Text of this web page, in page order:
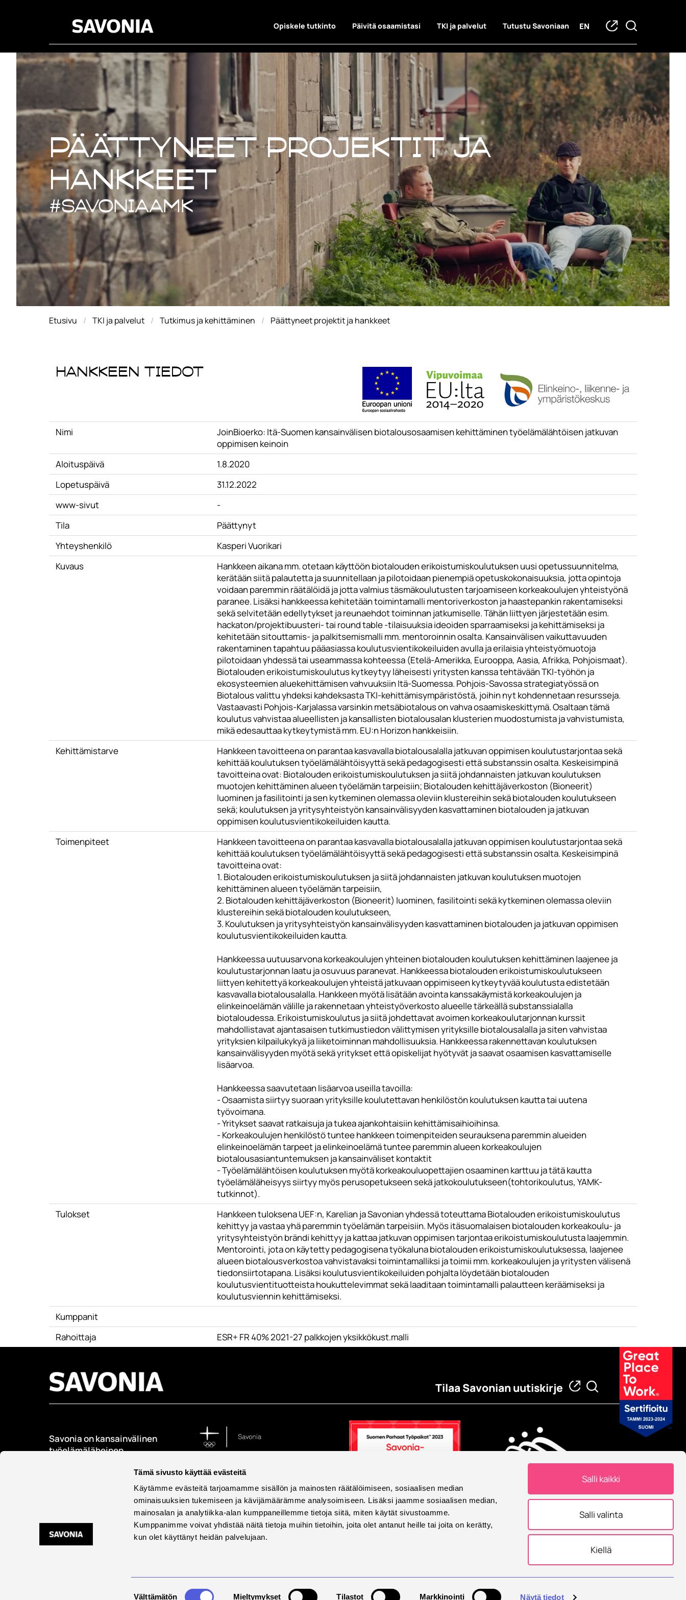
Tämä sivusto käyttää evästeitä
Käytämme evästeitä tarjoamamme sisällön ja mainosten räätälöimiseen, sosiaalisen median
ominaisuuksien tukemiseen ja kävijämäärämme analysoimiseen. Lisäksi jaamme sosiaalisen median,
mainosalan ja analytiikka-alan kumppaneillemme tietoja siitä, miten käytät sivustoamme.
Kumppanimme voivat yhdistää näitä tietoja muihin tietoihin, joita olet antanut heille tai joita on kerätty,
kun olet käyttänyt heidän palvelujaan.
Välttämätön Mieltymykset Tilastot Markkinointi Näytä tiedot
Salli kaikki
Salli valinta
Kiellä
Opiskele tutkinto Päivitä osaamistasi TKI ja palvelut Tutustu Savoniaan EN
Päättyneet projektit ja hankkeet
Päättyneet projektit ja
hankkeet
#savoniaAMK
Etusivu TKI ja palvelut Tutkimus ja kehittäminen Päättyneet projektit ja hankkeet
Hankkeen tiedot
Nimi
JoinBioerko: Itä-Suomen kansainvälisen biotalousosaamisen kehittäminen työelämälähtöisen jatkuvan
oppimisen keinoin
Aloituspäivä
1.8.2020
Lopetuspäivä
31.12.2022
www-sivut
-
Tila
Päättynyt
Yhteyshenkilö
Kasperi Vuorikari
Kuvaus
Hankkeen aikana mm. otetaan käyttöön biotalouden erikoistumiskoulutuksen uusi opetussuunnitelma,
kerätään siitä palautetta ja suunnitellaan ja pilotoidaan pienempiä opetuskokonaisuuksia, jotta opintoja
voidaan paremmin räätälöidä ja jotta valmius täsmäkoulutusten tarjoamiseen korkeakoulujen yhteistyönä
paranee. Lisäksi hankkeessa kehitetään toimintamalli mentoriverkoston ja haastepankin rakentamiseksi
sekä selvitetään edellytykset ja reunaehdot toiminnan jatkumiselle. Tähän liittyen järjestetään esim.
hackaton/projektibuusteri- tai round table -tilaisuuksia ideoiden sparraamiseksi ja kehittämiseksi ja
kehitetään sitouttamis- ja palkitsemismalli mm. mentoroinnin osalta. Kansainvälisen vaikuttavuuden
rakentaminen tapahtuu pääasiassa koulutusvientikokeiluiden avulla ja erilaisia yhteistyömuotoja
pilotoidaan yhdessä tai useammassa kohteessa (Etelä-Amerikka, Eurooppa, Aasia, Afrikka, Pohjoismaat).
Biotalouden erikoistumiskoulutus kytkeytyy läheisesti yritysten kanssa tehtävään TKI-työhön ja
ekosysteemien aluekehittämisen vahvuuksiin Itä-Suomessa. Pohjois-Savossa strategiatyössä on
Biotalous valittu yhdeksi kahdeksasta TKI-kehittämisympäristöstä, joihin nyt kohdennetaan resursseja.
Vastaavasti Pohjois-Karjalassa varsinkin metsäbiotalous on vahva osaamiskeskittymä. Osaltaan tämä
koulutus vahvistaa alueellisten ja kansallisten biotalousalan klusterien muodostumista ja vahvistumista,
mikä edesauttaa kytkeytymistä mm. EU:n Horizon hankkeisiin.
Kehittämistarve
Hankkeen tavoitteena on parantaa kasvavalla biotalousalalla jatkuvan oppimisen koulutustarjontaa sekä
kehittää koulutuksen työelämälähtöisyyttä sekä pedagogisesti että substanssin osalta. Keskeisimpinä
tavoitteina ovat: Biotalouden erikoistumiskoulutuksen ja siitä johdannaisten jatkuvan koulutuksen
muotojen kehittäminen alueen työelämän tarpeisiin; Biotalouden kehittäjäverkoston (Bioneerit)
luominen ja fasilitointi ja sen kytkeminen olemassa oleviin klustereihin sekä biotalouden koulutukseen
sekä; koulutuksen ja yritysyhteistyön kansainvälisyyden kasvattaminen biotalouden ja jatkuvan
oppimisen koulutusvientikokeiluiden kautta.
Toimenpiteet
Hankkeen tavoitteena on parantaa kasvavalla biotalousalalla jatkuvan oppimisen koulutustarjontaa sekä
kehittää koulutuksen työelämälähtöisyyttä sekä pedagogisesti että substanssin osalta. Keskeisimpinä
tavoitteina ovat:
1. Biotalouden erikoistumiskoulutuksen ja siitä johdannaisten jatkuvan koulutuksen muotojen
kehittäminen alueen työelämän tarpeisiin,
2. Biotalouden kehittäjäverkoston (Bioneerit) luominen, fasilitointi sekä kytkeminen olemassa oleviin
klustereihin sekä biotalouden koulutukseen,
3. Koulutuksen ja yritysyhteistyön kansainvälisyyden kasvattaminen biotalouden ja jatkuvan oppimisen
koulutusvientikokeiluiden kautta.
Hankkeessa uutuusarvona korkeakoulujen yhteinen biotalouden koulutuksen kehittäminen laajenee ja
koulutustarjonnan laatu ja osuvuus paranevat. Hankkeessa biotalouden erikoistumiskoulutukseen
liittyen kehitettyä korkeakoulujen yhteistä jatkuvaan oppimiseen kytkeytyvää koulutusta edistetään
kasvavalla biotalousalalla. Hankkeen myötä lisätään avointa kanssakäymistä korkeakoulujen ja
elinkeinoelämän välille ja rakennetaan yhteistyöverkosto alueelle tärkeällä substanssialalla
biotaloudessa. Erikoistumiskoulutus ja siitä johdettavat avoimen korkeakoulutarjonnan kurssit
mahdollistavat ajantasaisen tutkimustiedon välittymisen yrityksille biotalousalalla ja siten vahvistaa
yrityksien kilpailukykyä ja liiketoiminnan mahdollisuuksia. Hankkeessa rakennettavan koulutuksen
kansainvälisyyden myötä sekä yritykset että opiskelijat hyötyvät ja saavat osaamisen kasvattamiselle
lisäarvoa.
Hankkeessa saavutetaan lisäarvoa useilla tavoilla:
- Osaamista siirtyy suoraan yrityksille koulutettavan henkilöstön koulutuksen kautta tai uutena
työvoimana.
- Yritykset saavat ratkaisuja ja tukea ajankohtaisiin kehittämisaihioihinsa.
- Korkeakoulujen henkilöstö tuntee hankkeen toimenpiteiden seurauksena paremmin alueiden
elinkeinoelämän tarpeet ja elinkeinoelämä tuntee paremmin alueen korkeakoulujen
biotalousasiantuntemuksen ja kansainväliset kontaktit
- Työelämälähtöisen koulutuksen myötä korkeakouluopettajien osaaminen karttuu ja tätä kautta
työelämäläheisyys siirtyy myös perusopetukseen sekä jatkokoulutukseen(tohtorikoulutus, YAMK-
tutkinnot).
Tulokset
Hankkeen tuloksena UEF:n, Karelian ja Savonian yhdessä toteuttama Biotalouden erikoistumiskoulutus
kehittyy ja vastaa yhä paremmin työelämän tarpeisiin. Myös itäsuomalaisen biotalouden korkeakoulu- ja
yritysyhteistyön brändi kehittyy ja kattaa jatkuvan oppimisen tarjontaa erikoistumiskoulutusta laajemmin.
Mentorointi, jota on käytetty pedagogisena työkaluna biotalouden erikoistumiskoulutuksessa, laajenee
alueen biotalousverkostoa vahvistavaksi toimintamalliksi ja toimii mm. korkeakoulujen ja yritysten välisenä
tiedonsiirtotapana. Lisäksi koulutusvientikokeiluiden pohjalta löydetään biotalouden
koulutusvientituotteista houkuttelevimmat sekä laaditaan toimintamalli palautteen keräämiseksi ja
koulutusviennin kehittämiseksi.
Kumppanit
Rahoittaja
ESR+ FR 40% 2021-27 palkkojen yksikkökust.malli
Tilaa Savonian uutiskirje
Savonia on kansainvälinen
työelämäläheinen
kouluttaa, tutkii, kehittää
Eurooppalainen yliopisto
Eurooppalainen yliopisto -
allianssissa.